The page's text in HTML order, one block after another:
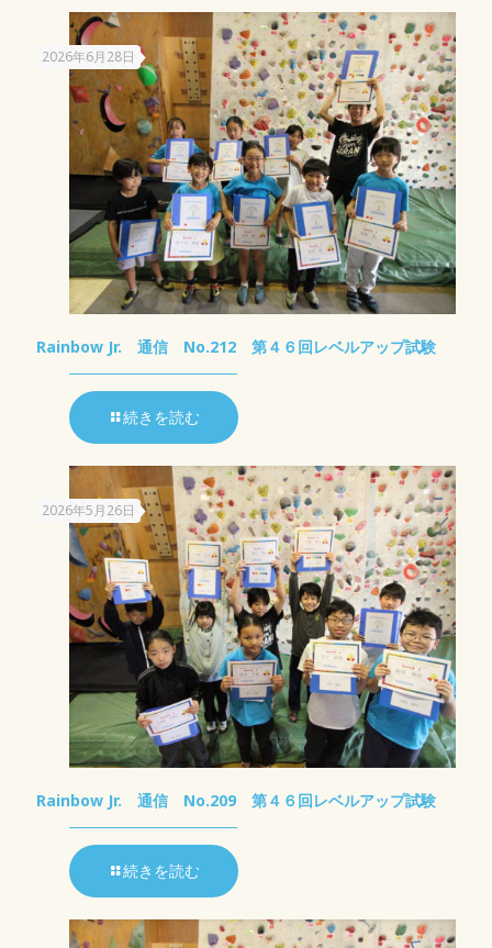
2026年6月28日
Rainbow Jr. 通信 No.212 第４６回レベルアップ試験
続きを読む
2026年5月26日
Rainbow Jr. 通信 No.209 第４６回レベルアップ試験
続きを読む